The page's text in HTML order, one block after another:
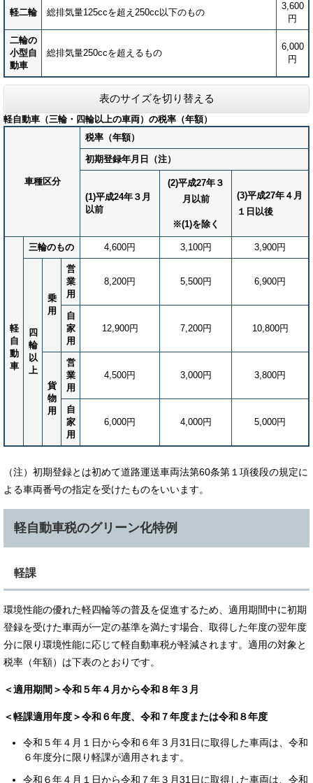
軽二輪 総排気量125ccを超え250cc以下のもの
3,600
円
二輪の
小型自
動車
総排気量250ccを超えるもの
6,000
円
表のサイズを切り替える
軽自動車（三輪・四輪以上の車両）の税率（年額）
車種区分
税率（年額）
初期登録年月日 （注）
(1)平成24年３月
以前
(2)平成27年３
月以前
※(1)を除く
(3)平成27年４月
１日以後
軽
自
動
車
三輪のもの 4,600円 3,100円 3,900円
四
輪
以
上
乗
用
営
業
用
8,200円 5,500円 6,900円
自
家
用
12,900円 7,200円 10,800円
貨
物
用
営
業
用
4,500円 3,000円 3,800円
自
家
用
6,000円 4,000円 5,000円
（注）初期登録とは初めて道路運送車両法第60条第１項後段の規定に
よる車両番号の指定を受けたものをいいます。
軽自動車税のグリーン化特例
軽課
環境性能の優れた軽四輪等の普及を促進するため、適用期間中に初期
登録を受けた車両が一定の基準を満たす場合、取得した年度の翌年度
分に限り環境性能に応じて軽自動車税が軽減されます。適用の対象と
税率（年額）は下表のとおりです。
＜適用期間＞令和５年４月から令和８年３月
＜軽課適用年度＞令和６年度、令和７年度または令和８年度
令和５年４月１日から令和６年３月31日に取得した車両は、令和
６年度分に限り軽課が適用されます。
令和６年４月１日から令和７年３月31日に取得した車両は、令和